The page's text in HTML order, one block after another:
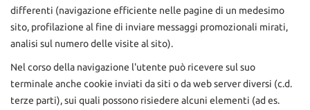
differenti (navigazione efficiente nelle pagine di un medesimo
sito, profilazione al fine di inviare messaggi promozionali mirati,
analisi sul numero delle visite al sito).
Nel corso della navigazione l'utente può ricevere sul suo
terminale anche cookie inviati da siti o da web server diversi (c.d.
terze parti), sui quali possono risiedere alcuni elementi (ad es.
funzionalità
svolgere
le
attività
seguito
descritte.